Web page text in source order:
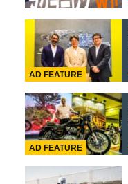
AD FEATURE
AD FEATURE